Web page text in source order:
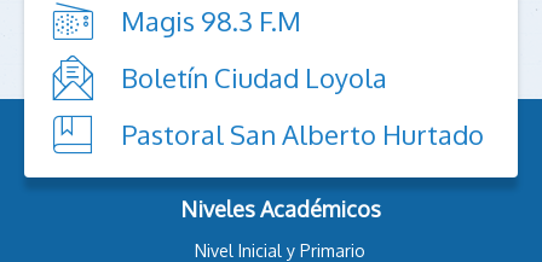
Magis 98.3 F.M
Boletín Ciudad Loyola
Pastoral San Alberto Hurtado
Niveles Académicos
Nivel Inicial y Primario